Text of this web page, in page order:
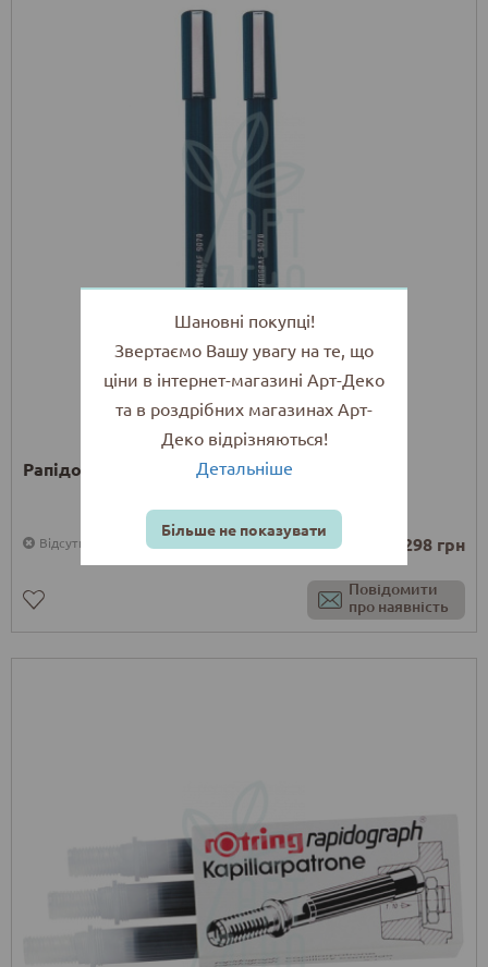
Рапідограф 9070, Centropen
Відсутній від 298 грн
Повідомити
про наявність
Шановні покупці!
Звертаємо Вашу увагу на те, що
ціни в інтернет-магазині Арт-Деко
та в роздрібних магазинах Арт-
Деко відрізняються!
Детальніше
Більше не показувати